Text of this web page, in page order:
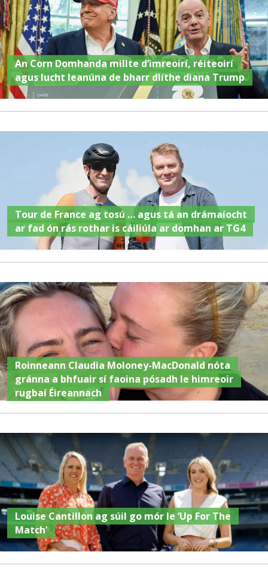
An Corn Domhanda millte d’imreoirí, réiteoirí
agus lucht leanúna de bharr dlíthe diana Trump
Tour de France ag tosú … agus tá an drámaíocht
ar fad ón rás rothar is cáiliúla ar domhan ar TG4
Roinneann Claudia Moloney-MacDonald nóta
gránna a bhfuair sí faoina pósadh le himreoir
rugbaí Éireannach
Louise Cantillon ag súil go mór le ‘Up For The
Match’